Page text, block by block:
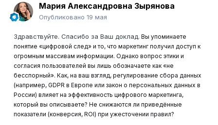
Мария Александровна Зырянова
Опубликовано 19 мая
Здравствуйте. Спасибо за Ваш доклад. Вы упоминаете
понятие «цифровой след» и то, что маркетинг получил доступ к
огромным массивам информации. Однако вопрос этики и
согласия пользователей вы лишь обозначаете как «не
бесспорный». Как, на ваш взгляд, регулирование сбора данных
(например, GDPR в Европе или закон о персональных данных в
России) влияет на эффективность цифрового маркетинга,
который вы описываете? Не снижаются ли приведённые
показатели (конверсия, ROI) при ужесточении правил?